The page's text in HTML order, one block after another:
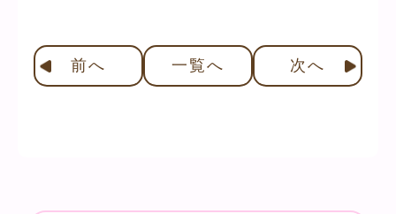
前へ 一覧へ 次へ